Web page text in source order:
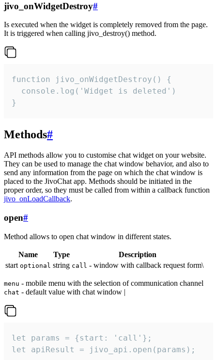
jivo_onWidgetDestroy#
Is executed when the widget is completely removed from the page.
It is triggered when calling jivo_destroy() method.
function jivo_onWidgetDestroy() {
  console.log('Widget is deleted')
}
Methods#
API methods allow you to customise chat widget on your website.
They can be used to manage the chat window behavior, and also to
send any information from the page on which the chat window is
placed to the JivoChat app. Methods should be initiated in the
proper order, so they must be called from within a callback function
jivo_onLoadCallback.
open#
Method allows to open chat window in different states.
Name Type
Description
start optional string call - window with callback request form\
menu - mobile menu with the selection of communication channel
chat - default value with chat window |
let params = {start: 'call'};
let apiResult = jivo_api.open(params);